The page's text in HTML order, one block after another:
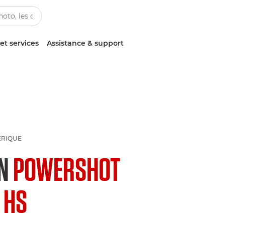
services Assistance & support
POWERSHOT